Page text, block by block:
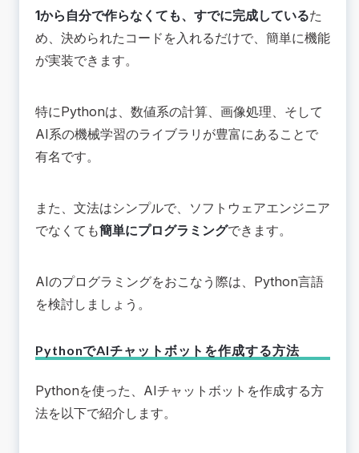
1から自分で作らなくても、すでに完成しているた
め、決められたコードを入れるだけで、簡単に機能
が実装できます。
特にPythonは、数値系の計算、画像処理、そして
AI系の機械学習のライブラリが豊富にあることで
有名です。
また、文法はシンプルで、ソフトウェアエンジニア
でなくても簡単にプログラミングできます。
AIのプログラミングをおこなう際は、Python言語
を検討しましょう。
PythonでAIチャットボットを作成する方法
Pythonを使った、AIチャットボットを作成する方
法を以下で紹介します。